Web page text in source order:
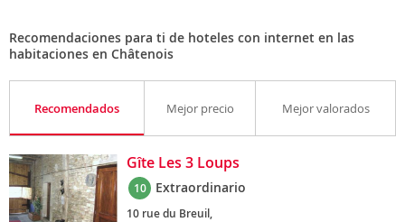
Recomendaciones para ti de hoteles con internet en las
habitaciones en Châtenois
Recomendados Mejor precio Mejor valorados
Gîte Les 3 Loups
10 Extraordinario
10 rue du Breuil,